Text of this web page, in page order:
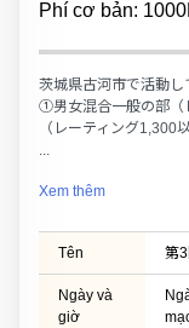
Phí cơ bản:
茨城県古河市で活動し
①男女混合一般の部（
（レーティング1,300
...
Xem thêm
Tên 第
Ngày và
giờ